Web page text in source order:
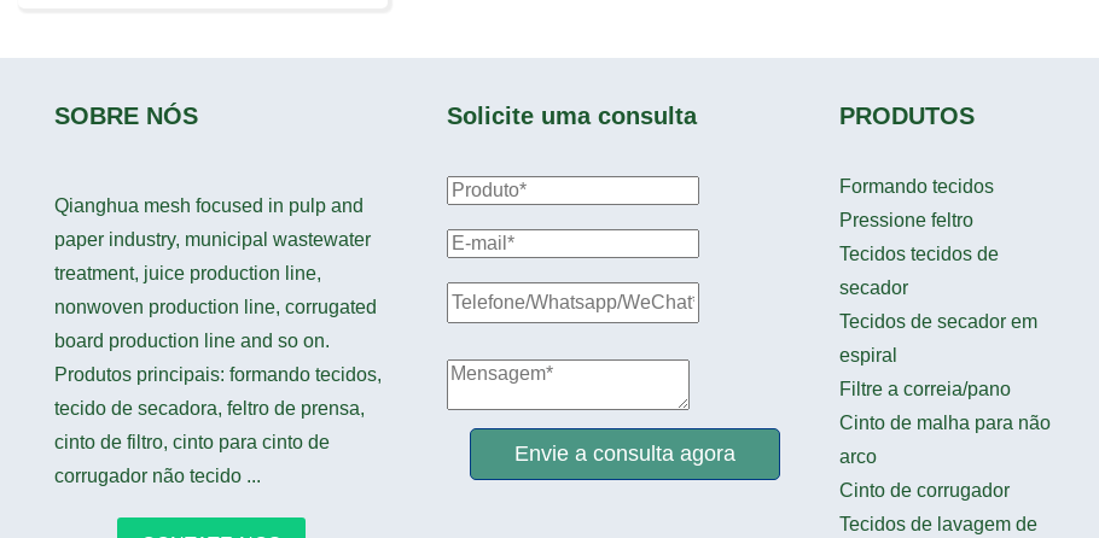
SOBRE NÓS
Qianghua mesh focused in pulp and
paper industry, municipal wastewater
treatment, juice production line,
nonwoven production line, corrugated
board production line and so on.
Produtos principais: formando tecidos,
tecido de secadora, feltro de prensa,
cinto de filtro, cinto para cinto de
corrugador não tecido ...
Solicite uma consulta
Envie a consulta agora
PRODUTOS
Formando tecidos
Pressione feltro
Tecidos tecidos de
secador
Tecidos de secador em
espiral
Filtre a correia/pano
Cinto de malha para não
arco
Cinto de corrugador
Tecidos de lavagem de